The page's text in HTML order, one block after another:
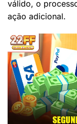
válido, o
ação adicional.